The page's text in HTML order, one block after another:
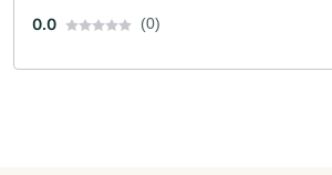
0.0
(0)